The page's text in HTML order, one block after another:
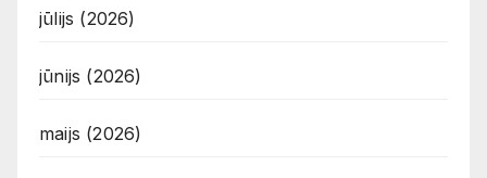
jūlijs (2026)
jūnijs (2026)
maijs (2026)